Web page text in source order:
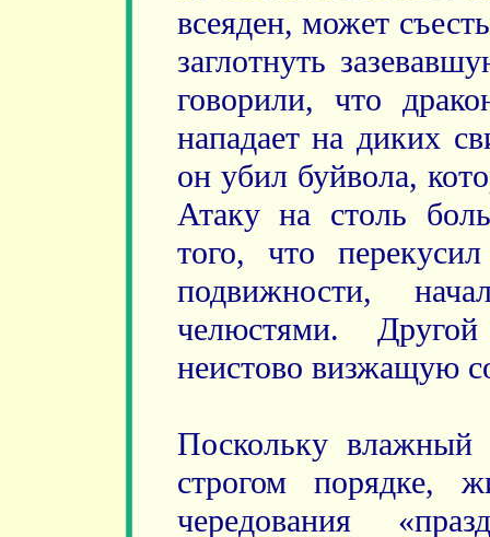
всеяден, может
заглотнуть
говорили, что
нападает на диких
он убил буйвола,
Атаку на столь
того, что
подвижности,
челюстями.
неистово визжащую
Поскольку
строгом порядке,
чередования